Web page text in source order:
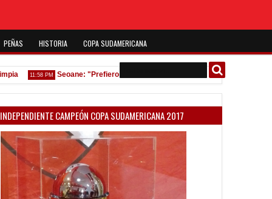
PEÑAS HISTORIA COPA SUDAMERICANA
11:58 PM Seoane: "Prefiero dejar la gestión y que venga gente nueva"
INDEPENDIENTE CAMPEÓN COPA SUDAMERICANA 2017